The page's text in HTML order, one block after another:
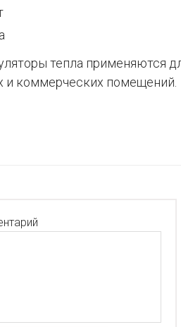
тепла применяются
и коммерческих помещений.